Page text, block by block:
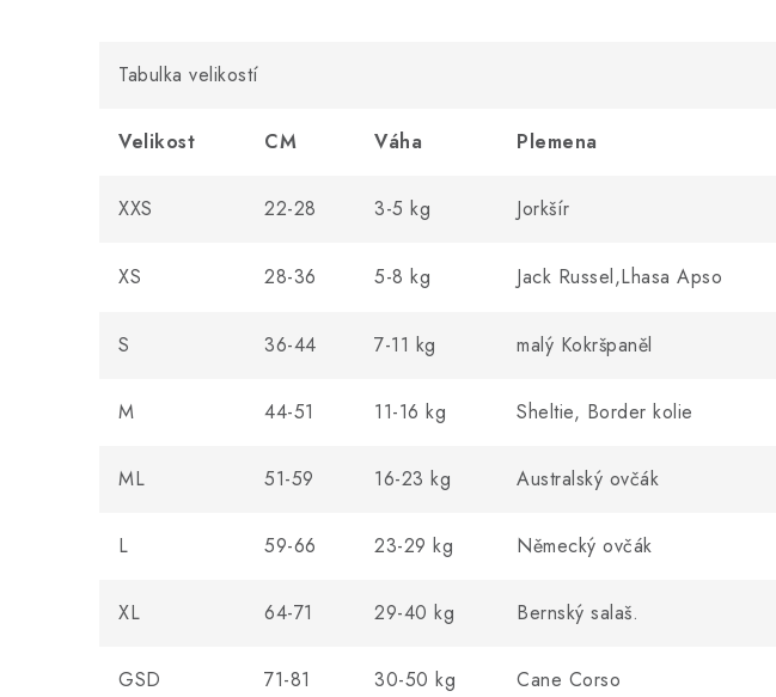
Tabulka velikostí
Velikost CM Váha Plemena
XXS 22-28 3-5 kg Jorkšír
XS 28-36 5-8 kg Jack Russel,Lhasa Apso
S 36-44 7-11 kg malý Kokršpaněl
M 44-51 11-16 kg Sheltie, Border kolie
ML 51-59 16-23 kg Australský ovčák
L 59-66 23-29 kg Německý ovčák
XL 64-71 29-40 kg Bernský salaš.
GSD 71-81 30-50 kg Cane Corso